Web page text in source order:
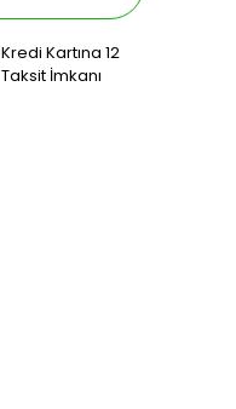
Kredi Kartına 12
Taksit İmkanı